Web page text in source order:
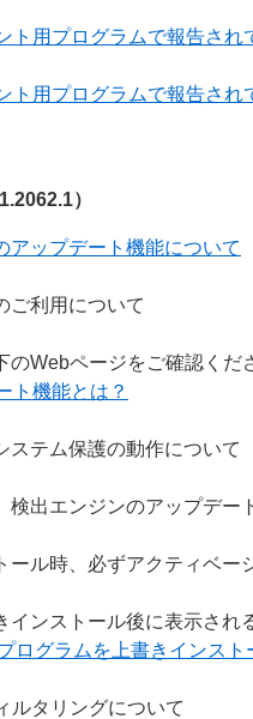
ト用プログラムで報告さ
ト用プログラムで報告さ
）
アップデート機能について
ご利用について
のWebページをご確認くだ
ト機能とは？
ステム保護の動作について
検出エンジンのアップデ
ール時、必ずアクティベ
インストール後に表示され
ログラムを上書きインス
ルタリングについて